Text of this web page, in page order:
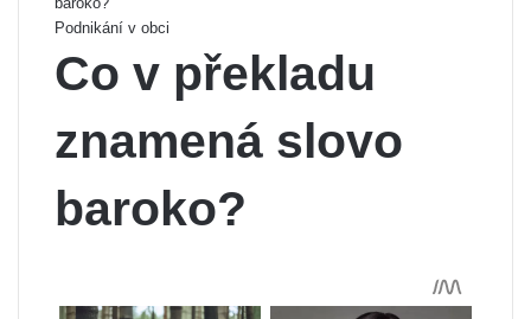
Podnikání v obci
Co v překladu
znamená slovo
baroko?